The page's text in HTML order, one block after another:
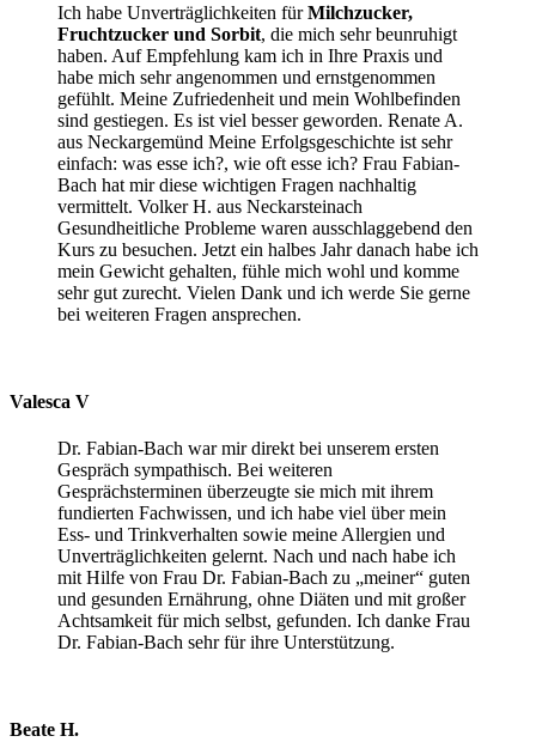
Ich habe Unverträglichkeiten fürMilchzucker,
Fruchtzucker und Sorbit, die mich sehr beunruhigt
haben. Auf Empfehlung kam ich in Ihre Praxis und
habe mich sehr angenommen und ernstgenommen
gefühlt. Meine Zufriedenheit und mein Wohlbefinden
sind gestiegen. Es ist viel besser geworden. Renate A.
aus Neckargemünd Meine Erfolgsgeschichte ist sehr
einfach: was esse ich?, wie oft esse ich? Frau Fabian-
Bach hat mir diese wichtigen Fragen nachhaltig
vermittelt. Volker H. aus Neckarsteinach
Gesundheitliche Probleme waren ausschlaggebend den
Kurs zu besuchen. Jetzt ein halbes Jahr danach habe ich
mein Gewicht gehalten, fühle mich wohl und komme
sehr gut zurecht. Vielen Dank und ich werde Sie gerne
bei weiteren Fragen ansprechen.
Valesca V
Dr. Fabian-Bach war mir direkt bei unserem ersten
Gespräch sympathisch. Bei weiteren
Gesprächsterminen überzeugte sie mich mit ihrem
fundierten Fachwissen, und ich habe viel über mein
Ess- und Trinkverhalten sowie meine Allergien und
Unverträglichkeiten gelernt. Nach und nach habe ich
mit Hilfe von Frau Dr. Fabian-Bach zu „meiner“ guten
und gesunden Ernährung, ohne Diäten und mit großer
Achtsamkeit für mich selbst, gefunden. Ich danke Frau
Dr. Fabian-Bach sehr für ihre Unterstützung.
Beate H.